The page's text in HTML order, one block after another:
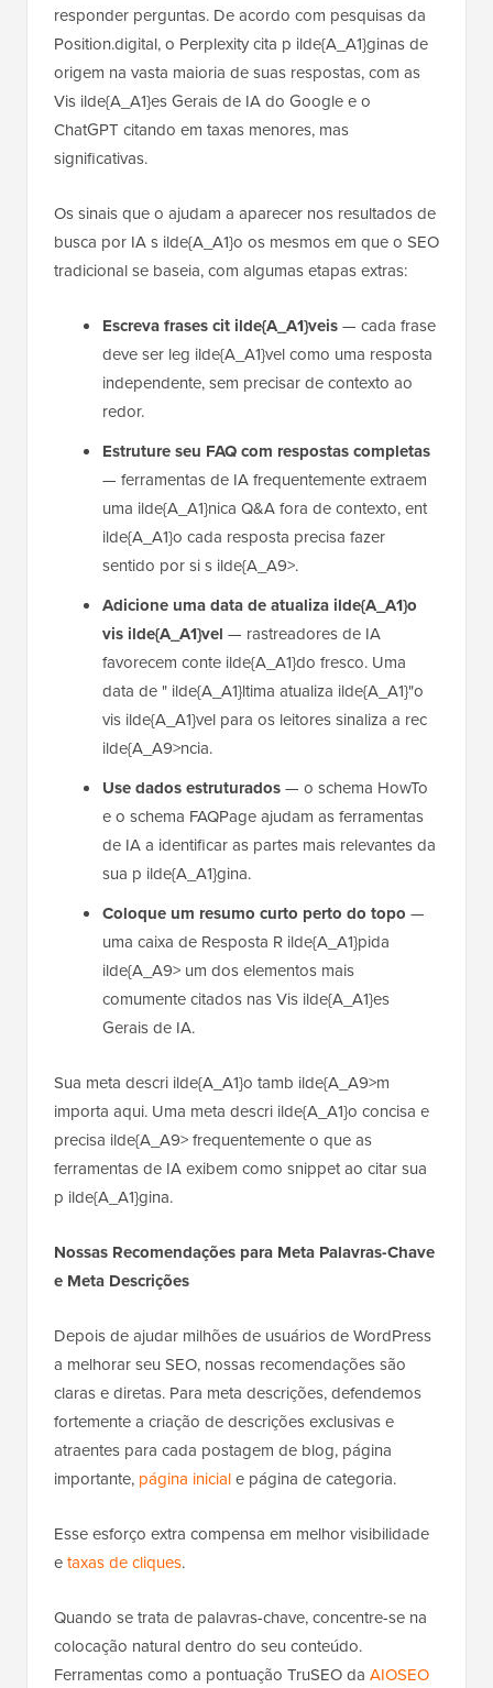
responder perguntas. De acordo com pesquisas da
Position.digital, o Perplexity cita p ilde{A_A1}ginas de
origem na vasta maioria de suas respostas, com as
Vis ilde{A_A1}es Gerais de IA do Google e o
ChatGPT citando em taxas menores, mas
significativas.
Os sinais que o ajudam a aparecer nos resultados de
busca por IA s ilde{A_A1}o os mesmos em que o SEO
tradicional se baseia, com algumas etapas extras:
Escreva frases cit ilde{A_A1}veis— cada frase
deve ser leg ilde{A_A1}vel como uma resposta
independente, sem precisar de contexto ao
redor.
Estruture seu FAQ com respostas completas
— ferramentas de IA frequentemente extraem
uma ilde{A_A1}nica Q&A fora de contexto, ent
ilde{A_A1}o cada resposta precisa fazer
sentido por si s ilde{A_A9>.
Adicione uma data de atualiza ilde{A_A1}o
vis ilde{A_A1}vel — rastreadores de IA
favorecem conte ilde{A_A1}do fresco. Uma
data de " ilde{A_A1}ltima atualiza ilde{A_A1}"o
vis ilde{A_A1}vel para os leitores sinaliza a rec
ilde{A_A9>ncia.
Use dados estruturados— o schema HowTo
e o schema FAQPage ajudam as ferramentas
de IA a identificar as partes mais relevantes da
sua p ilde{A_A1}gina.
Coloque um resumo curto perto do topo —
uma caixa de Resposta R ilde{A_A1}pida
ilde{A_A9> um dos elementos mais
comumente citados nas Vis ilde{A_A1}es
Gerais de IA.
Sua meta descri ilde{A_A1}o tamb ilde{A_A9>m
importa aqui. Uma meta descri ilde{A_A1}o concisa e
precisa ilde{A_A9> frequentemente o que as
ferramentas de IA exibem como snippet ao citar sua
p ilde{A_A1}gina.
Nossas Recomendações para Meta Palavras-Chave
e Meta Descrições
Depois de ajudar milhões de usuários de WordPress
a melhorar seu SEO, nossas recomendações são
claras e diretas. Para meta descrições, defendemos
fortemente a criação de descrições exclusivas e
atraentes para cada postagem de blog, página
importante, página iniciale página de categoria.
Esse esforço extra compensa em melhor visibilidade
etaxas de cliques.
Quando se trata de palavras-chave, concentre-se na
colocação natural dentro do seu conteúdo.
Ferramentas como a pontuação TruSEO da AIOSEO